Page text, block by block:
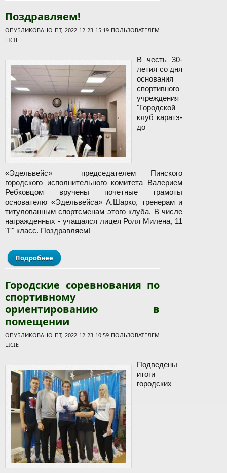
Поздравляем!
ОПУБЛИКОВАНО ПТ, 2022-12-23 15:19 ПОЛЬЗОВАТЕЛЕМ
LICIE
В честь 30-
летия со дня
основания
спортивного
учреждения
"Городской
клуб каратэ-
до
«Эдельвейс» председателем Пинского
городского исполнительного комитета Валерием
Ребковцом вручены почетные грамоты
основателю «Эдельвейса» А.Шарко, тренерам и
титулованным спортсменам этого клуба. В числе
награжденных - учащаяся лицея Роля Милена, 11
"Г" класс. Поздравляем!
Подробнее о Поздравляем!
Городские соревнования по
спортивному
ориентированию в
помещении
ОПУБЛИКОВАНО ПТ, 2022-12-23 10:59 ПОЛЬЗОВАТЕЛЕМ
LICIE
Подведены
итоги
городских